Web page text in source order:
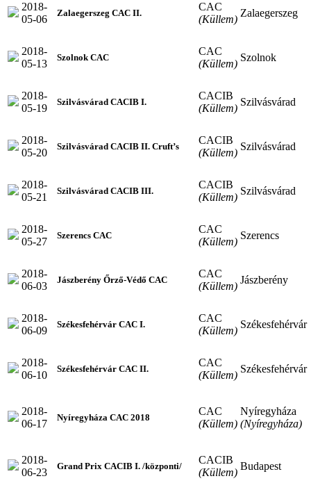
2018-
05-06
Zalaegerszeg CAC II.
CAC
(Küllem)
Zalaegerszeg
2018-
05-13
Szolnok CAC
CAC
(Küllem)
Szolnok
2018-
05-19
Szilvásvárad CACIB I.
CACIB
(Küllem)
Szilvásvárad
2018-
05-20
Szilvásvárad CACIB II. Cruft’s
CACIB
(Küllem)
Szilvásvárad
2018-
05-21
Szilvásvárad CACIB III.
CACIB
(Küllem)
Szilvásvárad
2018-
05-27
Szerencs CAC
CAC
(Küllem)
Szerencs
2018-
06-03
Jászberény Őrző-Védő CAC
CAC
(Küllem)
Jászberény
2018-
06-09
Székesfehérvár CAC I.
CAC
(Küllem)
Székesfehérvár
2018-
06-10
Székesfehérvár CAC II.
CAC
(Küllem)
Székesfehérvár
2018-
06-17
Nyíregyháza CAC 2018
CAC
(Küllem)
Nyíregyháza
(Nyíregyháza)
2018-
06-23
Grand Prix CACIB I. /központi/
CACIB
(Küllem)
Budapest